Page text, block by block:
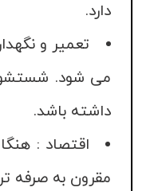
دارد.
تعمیر و
می شود.
داشته باشد.
اقتصاد :
مقرون به صرفه